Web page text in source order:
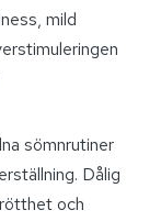
mild
sömnrutiner
Dålig
och